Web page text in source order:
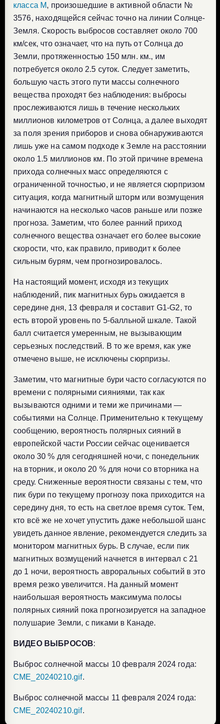
класса M, произошедшие в активной области №
3576, находящейся сейчас точно на линии Солнце-
Земля. Скорость выбросов составляет около 700
км/сек, что означает, что на путь от Солнца до
Земли, протяженностью 150 млн. км., им
потребуется около 2.5 суток. Следует заметить,
большую часть этого пути массы солнечного
вещества проходят без наблюдения: выбросы
прослеживаются лишь в течение нескольких
миллионов километров от Солнца, а далее выходят
за поля зрения приборов и снова обнаруживаются
лишь уже на самом подходе к Земле на расстоянии
около 1.5 миллионов км. По этой причине времена
прихода солнечных масс определяются с
ограниченной точностью, и не является сюрпризом
ситуация, когда магнитный шторм или возмущения
начинаются на несколько часов раньше или позже
прогноза. Заметим, что более ранний приход
солнечного вещества означает его более высокие
скорости, что, как правило, приводит к более
сильным бурям, чем прогнозировалось.
На настоящий момент, исходя из текущих
наблюдений, пик магнитных бурь ожидается в
середине дня, 13 февраля и составит G1-G2, то
есть второй уровень по 5-балльной шкале. Такой
балл считается умеренным, не вызывающим
серьезных последствий. В то же время, как уже
отмечено выше, не исключены сюрпризы.
Заметим, что магнитные бури часто согласуются по
времени с полярными сияниями, так как
вызываются одними и теми же причинами —
событиями на Солнце. Применительно к текущему
сообщению, вероятность полярных сияний в
европейской части России сейчас оценивается
около 30 % для сегодняшней ночи, с понедельник
на вторник, и около 20 % для ночи со вторника на
среду. Сниженные вероятности связаны с тем, что
пик бури по текущему прогнозу пока приходится на
середину дня, то есть на светлое время суток. Тем,
кто всё же не хочет упустить даже небольшой шанс
увидеть данное явление, рекомендуется следить за
монитором магнитных бурь. В случае, если пик
магнитных возмущений начнется в интервал с 21
до 1 ночи, вероятность авроральных событий в это
время резко увеличится. На данный момент
наибольшая вероятность максимума полосы
полярных сияний пока прогнозируется на западное
полушарие Земли, с пиками в Канаде.
ВИДЕО ВЫБРОСОВ:
Выброс солнечной массы 10 февраля 2024 года:
CME_20240210.gif.
Выброс солнечной массы 11 февраля 2024 года:
CME_20240210.gif.